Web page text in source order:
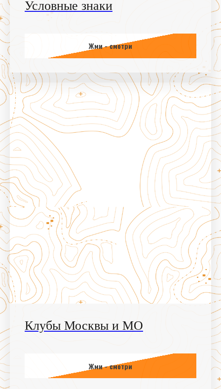
Условные знаки
Жми - смотри
Клубы Москвы и МО
Жми - смотри